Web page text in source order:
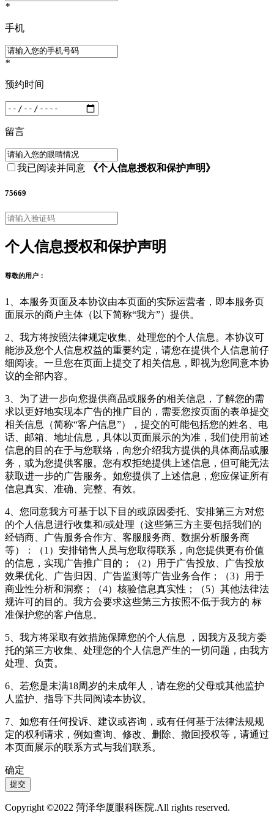
*
手机
*
预约时间
留言
我已阅读并同意 《个人信息授权和保护声明》
75669
个人信息授权和保护声明
尊敬的用户：
1、本服务页面及本协议由本页面的实际运营者，即本服务页
面展示的商户主体（以下简称“我方”）提供。
2、我方将按照法律规定收集、处理您的个人信息。本协议可
能涉及您个人信息权益的重要约定，请您在提供个人信息前仔
细阅读。一旦您在页面上提交了相关信息，即视为您同意本协
议的全部内容。
3、为了进一步向您提供商品或服务的相关信息，了解您的需
求以更好地实现本广告的推广目的，需要您按页面的表单提交
相关信息（简称“客户信息”），提交的可能包括您的姓名、电
话、邮箱、地址信息，具体以页面展示的为准，我们使用前述
信息的目的在于与您联络，向您介绍我方提供的具体商品或服
务，或为您提供客服。您有权拒绝提供上述信息，但可能无法
获取进一步的广告服务。如您提供了上述信息，您应保证所有
信息真实、准确、完整、有效。
4、您同意我方可基于以下目的或原因委托、安排第三方对您
的个人信息进行收集和/或处理（这些第三方主要包括我们的
经销商、广告服务合作方、客服服务商、数据分析服务商
等）：（1）安排销售人员与您取得联系，向您提供更有价值
的信息，实现广告推广目的；（2）用于广告投放、广告投放
效果优化、广告归因、广告监测等广告业务合作；（3）用于
商业性分析和洞察；（4）核验信息真实性；（5）其他法律法
规许可的目的。我方会要求这些第三方按照不低于我方的 标
准保护您的客户信息。
5、我方将采取有效措施保障您的个人信息 ，因我方及我方委
托的第三方收集、处理您的个人信息产生的一切问题，由我方
处理、负责。
6、若您是未满18周岁的未成年人，请在您的父母或其他监护
人监护、指导下共同阅读本协议。
7、如您有任何投诉、建议或咨询，或有任何基于法律法规规
定的权利请求，例如查询、修改、删除、撤回授权等，请通过
本页面展示的联系方式与我们联系。
确定
提交
Copyright ©2022 菏泽华厦眼科医院.All rights reserved.